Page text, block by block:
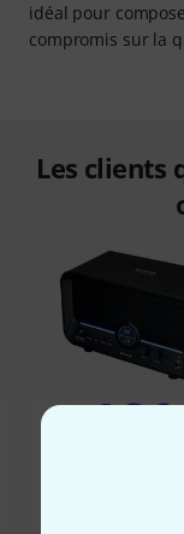
idéal pour
compromis sur la
Les clients